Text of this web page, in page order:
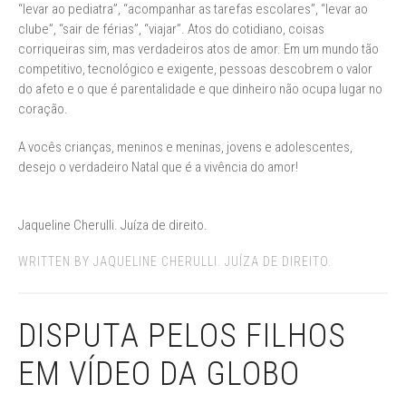
“levar ao pediatra”, “acompanhar as tarefas escolares”, “levar ao
clube”, “sair de férias”, “viajar”. Atos do cotidiano, coisas
corriqueiras sim, mas verdadeiros atos de amor. Em um mundo tão
competitivo, tecnológico e exigente, pessoas descobrem o valor
do afeto e o que é parentalidade e que dinheiro não ocupa lugar no
coração.
A vocês crianças, meninos e meninas, jovens e adolescentes,
desejo o verdadeiro Natal que é a vivência do amor!
Jaqueline Cherulli. Juíza de direito.
WRITTEN BY JAQUELINE CHERULLI. JUÍZA DE DIREITO.
DISPUTA PELOS FILHOS
EM VÍDEO DA GLOBO